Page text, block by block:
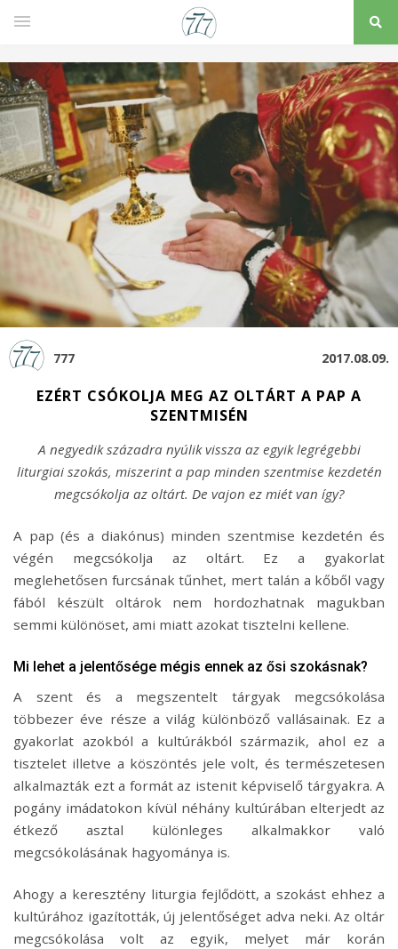
777 2017.08.09.
EZÉRT CSÓKOLJA MEG AZ OLTÁRT A PAP A
SZENTMISÉN
A negyedik századra nyúlik vissza az egyik legrégebbi
liturgiai szokás, miszerint a pap minden szentmise kezdetén
megcsókolja az oltárt. De vajon ez miét van így?
A pap (és a diakónus) minden szentmise kezdetén és
végén megcsókolja az oltárt. Ez a gyakorlat
meglehetősen furcsának tűnhet, mert talán a kőből vagy
fából készült oltárok nem hordozhatnak magukban
semmi különöset, ami miatt azokat tisztelni kellene.
Mi lehet a jelentősége mégis ennek az ősi szokásnak?
A szent és a megszentelt tárgyak megcsókolása
többezer éve része a világ különböző vallásainak. Ez a
gyakorlat azokból a kultúrákból származik, ahol ez a
tisztelet illetve a köszöntés jele volt, és természetesen
alkalmazták ezt a formát az istenit képviselő tárgyakra. A
pogány imádatokon kívül néhány kultúrában elterjedt az
étkező asztal különleges alkalmakkor való
megcsókolásának hagyománya is.
Ahogy a keresztény liturgia fejlődött, a szokást ehhez a
kultúrához igazították, új jelentőséget adva neki. Az oltár
megcsókolása volt az egyik, melyet már korán